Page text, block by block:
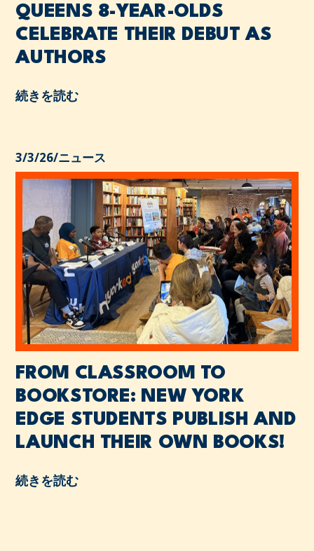
QUEENS 8-YEAR-OLDS
CELEBRATE THEIR DEBUT AS
AUTHORS
続きを読む
3/3/26/ニュース
FROM CLASSROOM TO
BOOKSTORE: NEW YORK
EDGE STUDENTS PUBLISH AND
LAUNCH THEIR OWN BOOKS!
続きを読む